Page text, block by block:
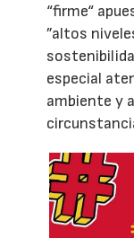
“firme“
”altos
especial
ambiente y